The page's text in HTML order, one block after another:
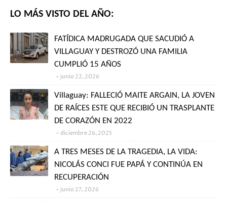
LO MÁS VISTO DEL AÑO:
FATÍDICA MADRUGADA QUE SACUDIÓ A
VILLAGUAY Y DESTROZÓ UNA FAMILIA
CUMPLIÓ 15 AÑOS
junio 22, 2026
Villaguay: FALLECIÓ MAITE ARGAIN, LA JOVEN
DE RAÍCES ESTE QUE RECIBIÓ UN TRASPLANTE
DE CORAZÓN EN 2022
diciembre 26, 2025
A TRES MESES DE LA TRAGEDIA, LA VIDA:
NICOLÁS CONCI FUE PAPÁ Y CONTINÚA EN
RECUPERACIÓN
junio 27, 2026